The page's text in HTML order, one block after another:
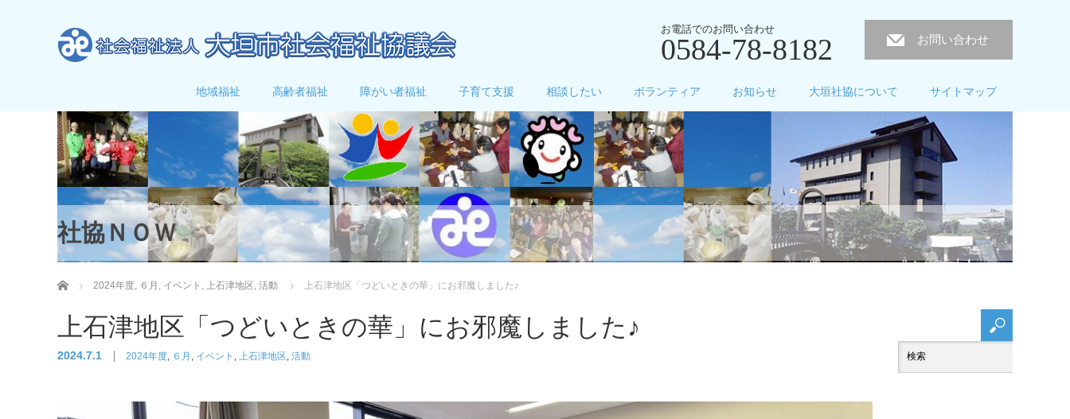
お電話でのお問い合わせ
0584-78-8182 お問い合わせ
地域福祉 高齢者福祉 障がい者福祉 子育て支援 相談したい ボランティア お知らせ 大垣社協について サイトマップ
社協ＮＯＷ
ホーム 2024年度 ６月 イベント 上石津地区 活動 上石津地区「つどいときの華」にお邪魔しました♪
上石津地区「つどいときの華」にお邪魔しました♪
2024.7.1 2024年度 ６月 イベント 上石津地区 活動